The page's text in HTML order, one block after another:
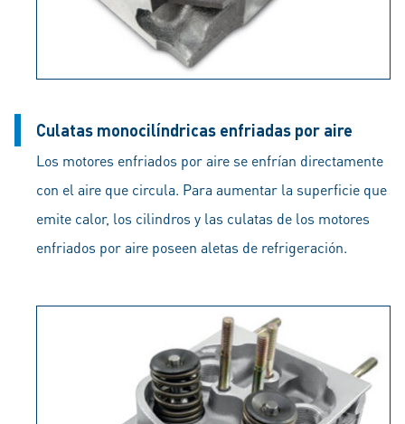
Culatas monocilíndricas enfriadas por aire
Los motores enfriados por aire se enfrían directamente
con el aire que circula. Para aumentar la superficie que
emite calor, los cilindros y las culatas de los motores
enfriados por aire poseen aletas de refrigeración.